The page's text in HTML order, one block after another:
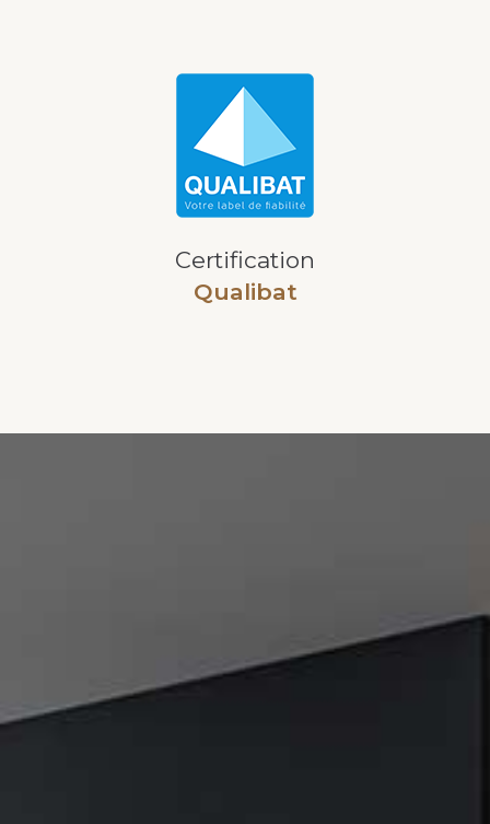
Certification
Qualibat